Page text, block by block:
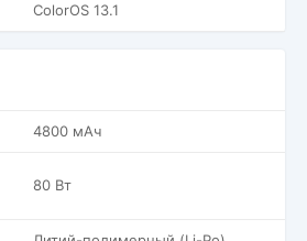
ColorOS 13.1
4800 мАч
80 Вт